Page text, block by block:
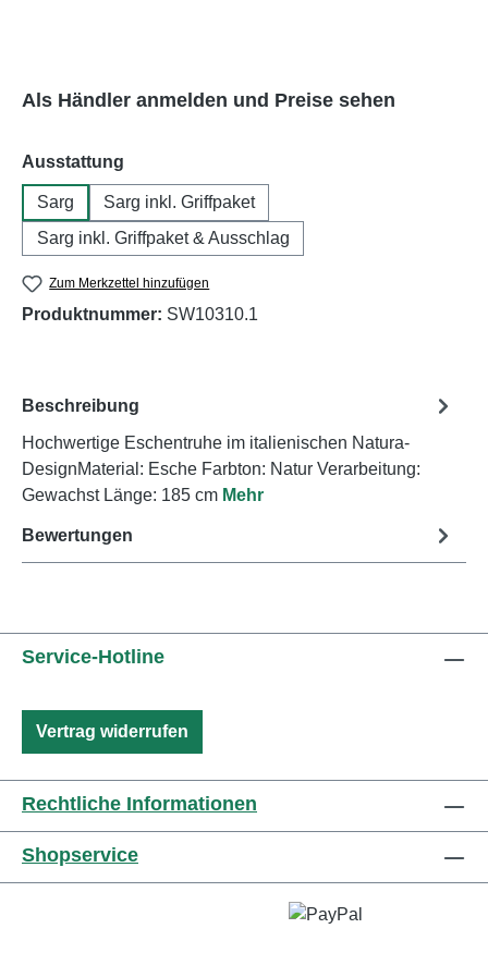
Als Händler anmelden und Preise sehen
Ausstattung
Sarg
Sarg inkl. Griffpaket
Sarg inkl. Griffpaket & Ausschlag
Zum Merkzettel hinzufügen
Produktnummer: SW10310.1
Beschreibung
Hochwertige Eschentruhe im italienischen Natura-
DesignMaterial: Esche Farbton: Natur Verarbeitung:
Gewachst Länge: 185 cm Mehr
Bewertungen
Service-Hotline
Vertrag widerrufen
Rechtliche Informationen
Shopservice